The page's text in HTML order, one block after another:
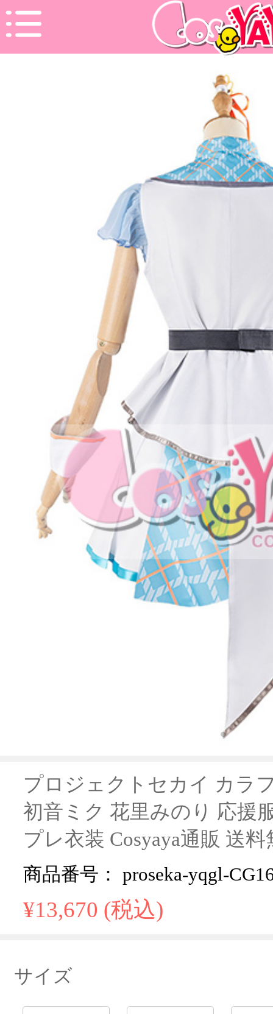
プロジェクトセカイ カラ
初音ミク 花里みのり 応援
プレ衣装 Cosyaya通販 送料
商品番号： proseka-yqgl-
¥13,670 (税込)
サイズ